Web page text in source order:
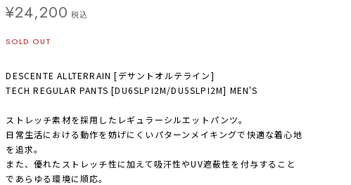
¥24,200 税込
SOLD OUT
DESCENTE ALLTERRAIN [デサントオルテライン]
TECH REGULAR PANTS [DU6SLPI2M/DU5SLPI2M] MEN'S
ストレッチ素材を採用したレギュラーシルエットパンツ。
日常生活における動作を妨げにくいパターンメイキングで快適な着心地
を追求。
また、優れたストレッチ性に加えて吸汗性やUV遮蔽性を付与すること
であらゆる環境に順応。